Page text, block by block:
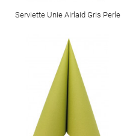
Serviette Unie Airlaid Gris Perle